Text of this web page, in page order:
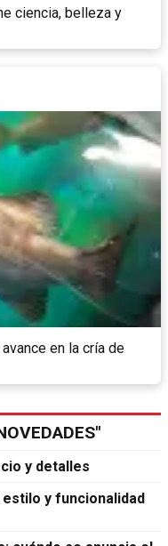
ciencia, belleza y
en la cría de
y detalles
y funcionalidad